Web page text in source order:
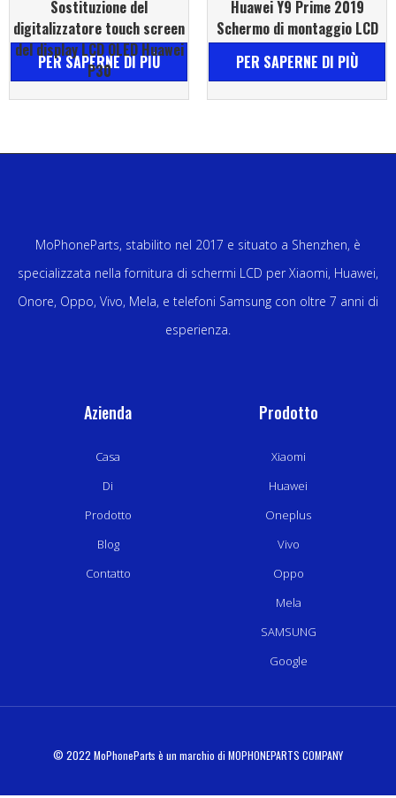
Sostituzione del
digitalizzatore touch screen
del display LCD OLED Huawei
P30
PER SAPERNE DI PIÙ
Huawei Y9 Prime 2019
Schermo di montaggio LCD
PER SAPERNE DI PIÙ
MoPhoneParts, stabilito nel 2017 e situato a Shenzhen, è
specializzata nella fornitura di schermi LCD per Xiaomi, Huawei,
Onore, Oppo, Vivo, Mela, e telefoni Samsung con oltre 7 anni di
esperienza.
Azienda
Casa
Di
Prodotto
Blog
Contatto
Prodotto
Xiaomi
Huawei
Oneplus
Vivo
Oppo
Mela
SAMSUNG
Google
© 2022 MoPhoneParts è un marchio di MOPHONEPARTS COMPANY